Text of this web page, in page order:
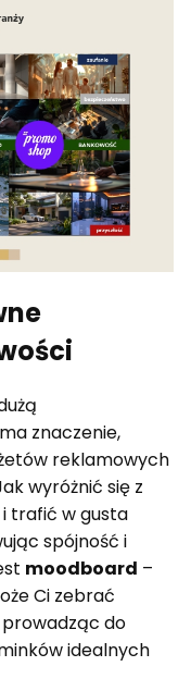
znaczenie,
reklamowych
wyróżnić się z
trafić w gusta
spójność i
moodboard –
Ci zebrać
prowadząc do
idealnych